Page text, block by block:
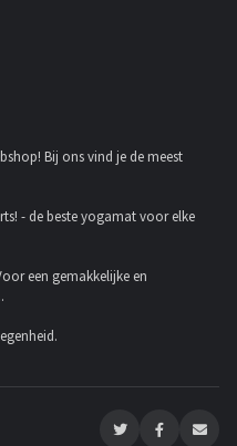
Bij ons vind je de meest
- de beste yogamat voor elke
een gemakkelijke en